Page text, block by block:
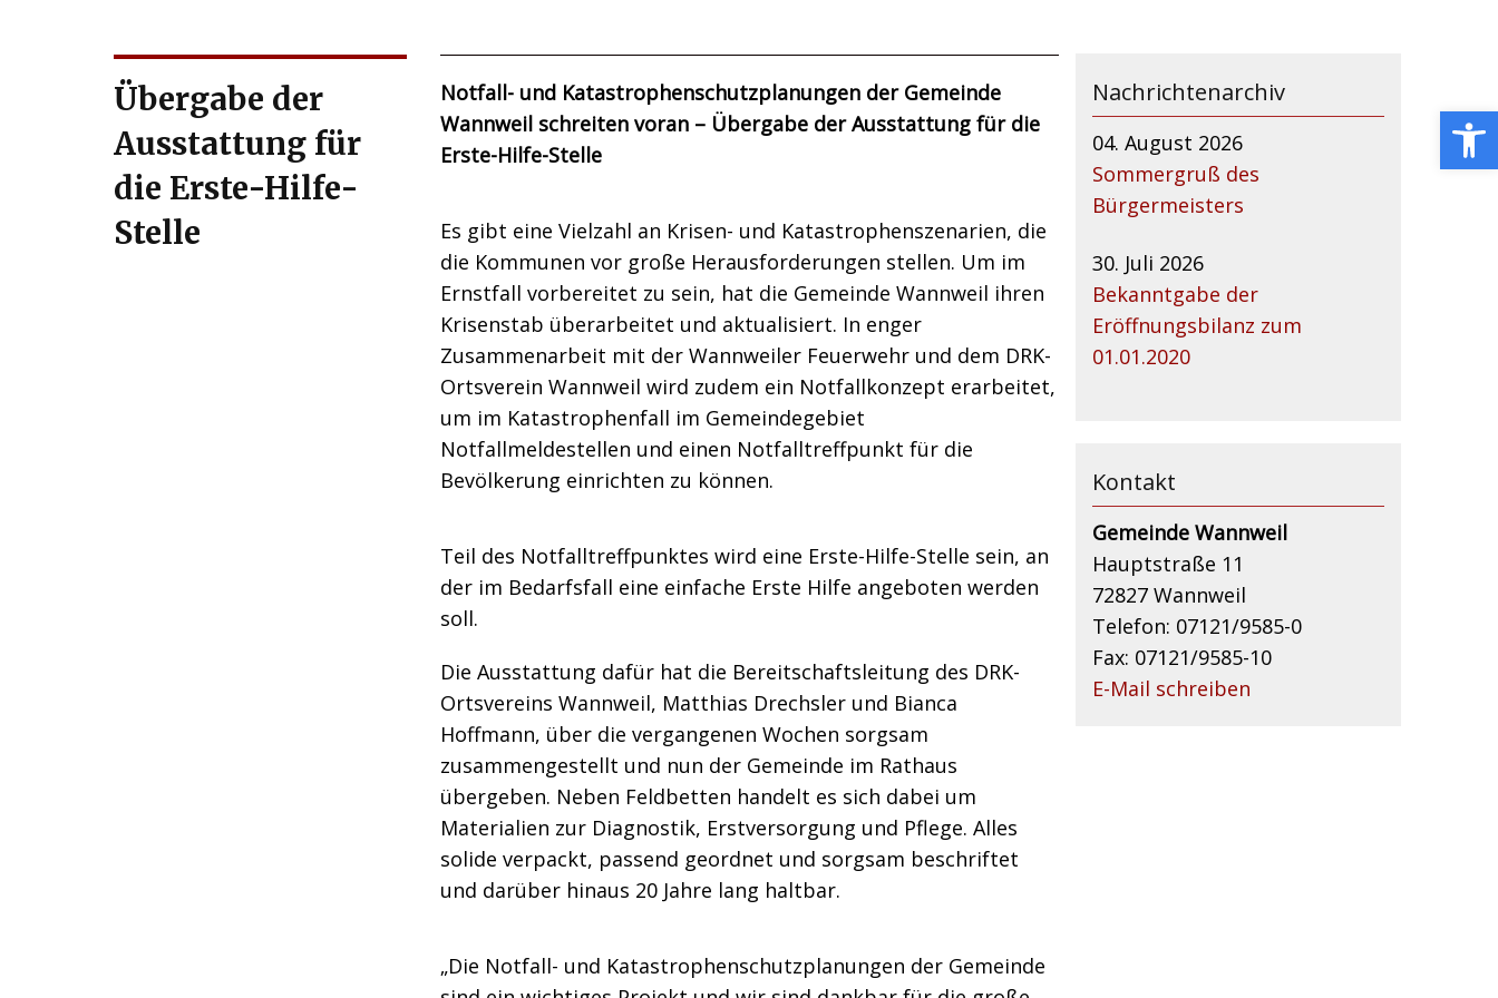
Übergabe der
Ausstattung für
die Erste-Hilfe-
Stelle
Notfall- und Katastrophenschutzplanungen der Gemeinde
Wannweil schreiten voran – Übergabe der Ausstattung für die
Erste-Hilfe-Stelle
Es gibt eine Vielzahl an Krisen- und Katastrophenszenarien, die
die Kommunen vor große Herausforderungen stellen. Um im
Ernstfall vorbereitet zu sein, hat die Gemeinde Wannweil ihren
Krisenstab überarbeitet und aktualisiert. In enger
Zusammenarbeit mit der Wannweiler Feuerwehr und dem DRK-
Ortsverein Wannweil wird zudem ein Notfallkonzept erarbeitet,
um im Katastrophenfall im Gemeindegebiet
Notfallmeldestellen und einen Notfalltreffpunkt für die
Bevölkerung einrichten zu können.
Teil des Notfalltreffpunktes wird eine Erste-Hilfe-Stelle sein, an
der im Bedarfsfall eine einfache Erste Hilfe angeboten werden
soll.
Die Ausstattung dafür hat die Bereitschaftsleitung des DRK-
Ortsvereins Wannweil, Matthias Drechsler und Bianca
Hoffmann, über die vergangenen Wochen sorgsam
zusammengestellt und nun der Gemeinde im Rathaus
übergeben. Neben Feldbetten handelt es sich dabei um
Materialien zur Diagnostik, Erstversorgung und Pflege. Alles
solide verpackt, passend geordnet und sorgsam beschriftet
und darüber hinaus 20 Jahre lang haltbar.
„Die Notfall- und Katastrophenschutzplanungen der Gemeinde
Nachrichtenarchiv
04. August 2026
Sommergruß des
Bürgermeisters
30. Juli 2026
Bekanntgabe der
Eröffnungsbilanz zum
01.01.2020
Kontakt
Gemeinde Wannweil
Hauptstraße 11
72827 Wannweil
Telefon: 07121/9585-0
Fax: 07121/9585-10
E-Mail schreiben
Open toolbar